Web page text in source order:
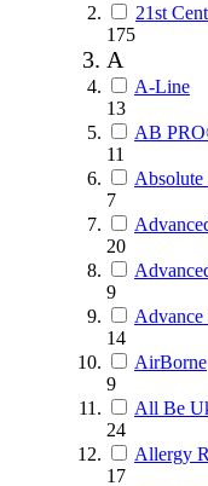
21st
175
A
A-Line
13
AB
11
7
20
9
Advance
14
AirBorne
9
All Be
24
Allergy
17